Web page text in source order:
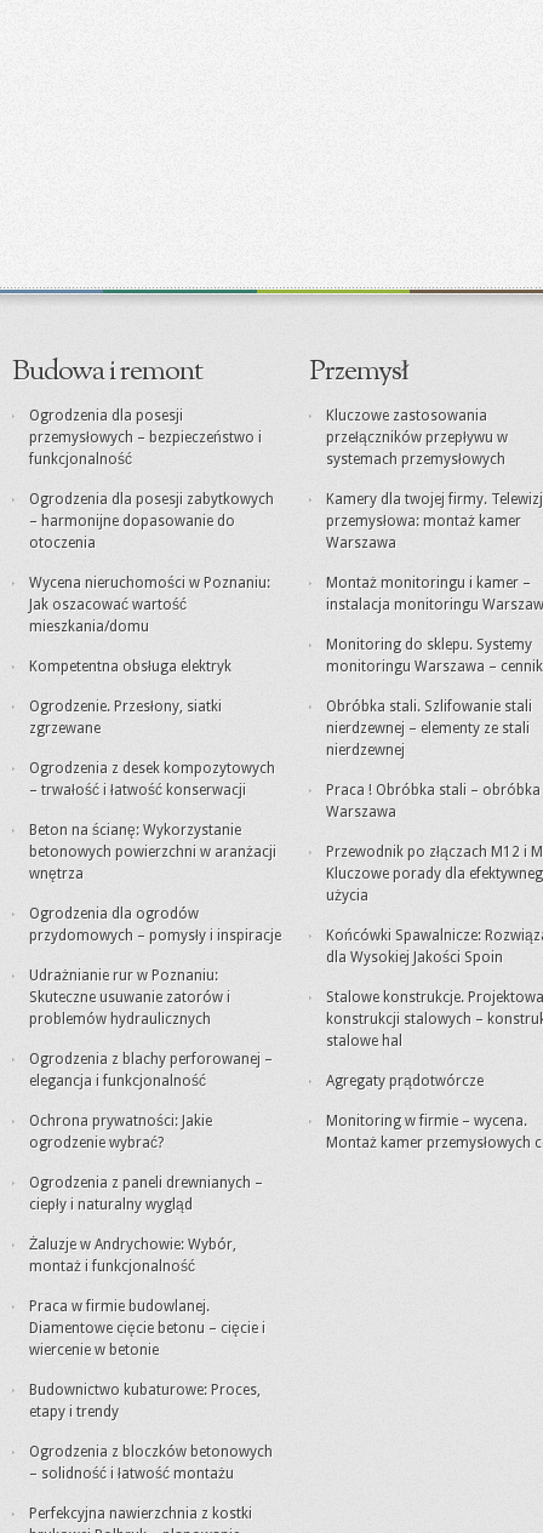
Budowa i remont
Ogrodzenia dla posesji
przemysłowych – bezpieczeństwo i
funkcjonalność
Ogrodzenia dla posesji zabytkowych
– harmonijne dopasowanie do
otoczenia
Wycena nieruchomości w Poznaniu:
Jak oszacować wartość
mieszkania/domu
Kompetentna obsługa elektryk
Ogrodzenie. Przesłony, siatki
zgrzewane
Ogrodzenia z desek kompozytowych
– trwałość i łatwość konserwacji
Beton na ścianę: Wykorzystanie
betonowych powierzchni w aranżacji
wnętrza
Ogrodzenia dla ogrodów
przydomowych – pomysły i inspiracje
Udrażnianie rur w Poznaniu:
Skuteczne usuwanie zatorów i
problemów hydraulicznych
Ogrodzenia z blachy perforowanej –
elegancja i funkcjonalność
Ochrona prywatności: Jakie
ogrodzenie wybrać?
Ogrodzenia z paneli drewnianych –
ciepły i naturalny wygląd
Żaluzje w Andrychowie: Wybór,
montaż i funkcjonalność
Praca w firmie budowlanej.
Diamentowe cięcie betonu – cięcie i
wiercenie w betonie
Budownictwo kubaturowe: Proces,
etapy i trendy
Ogrodzenia z bloczków betonowych
– solidność i łatwość montażu
Perfekcyjna nawierzchnia z kostki
Przemysł
Kluczowe zastosowania
przełączników przepływu w
systemach przemysłowych
Kamery dla twojej firmy.
przemysłowa: montaż kamer
Warszawa
Montaż monitoringu i kamer –
instalacja monitoringu
Monitoring do sklepu. Systemy
monitoringu Warszawa – cennik
Obróbka stali. Szlifowanie stali
nierdzewnej – elementy ze stali
nierdzewnej
Praca ! Obróbka stali – obróbka
Warszawa
Przewodnik po złączach M12 i
Kluczowe porady dla
użycia
Końcówki Spawalnicze:
dla Wysokiej Jakości Spoin
Stalowe konstrukcje.
konstrukcji stalowych –
stalowe hal
Agregaty prądotwórcze
Monitoring w firmie – wycena.
Montaż kamer przemysłowych